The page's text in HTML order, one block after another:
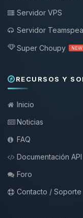
Servidor VPS
Servidor
Super Choupy
RECURSOS Y
Inicio
Noticias
FAQ
Documentación API
Foro
Contacto / Soporte